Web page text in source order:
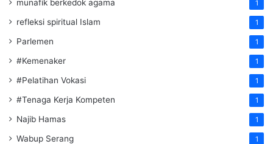
munafik berkedok agama 1
refleksi spiritual Islam 1
Parlemen 1
#Kemenaker 1
#Pelatihan Vokasi 1
#Tenaga Kerja Kompeten 1
Najib Hamas 1
Wabup Serang 1